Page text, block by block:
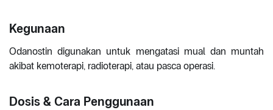
Kegunaan
Odanostin digunakan untuk mengatasi mual dan muntah
akibat kemoterapi, radioterapi, atau pasca operasi.
Dosis & Cara Penggunaan